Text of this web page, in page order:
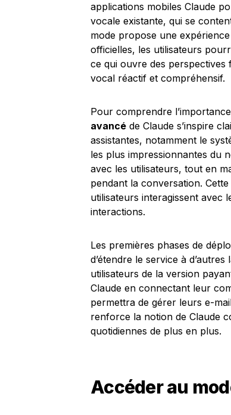
applications mobiles Claude
vocale existante, qui se
mode propose une
officielles, les utilisateurs
ce qui ouvre des perspectives
vocal réactif et compréhensif.
Pour comprendre
avancé de Claude s’inspire
assistantes, notamment le
les plus impressionnantes du
avec les utilisateurs, tout en
pendant la conversation.
utilisateurs interagissent avec
interactions.
Les premières phases de
d’étendre le service à
utilisateurs de la version
Claude en connectant leur
permettra de gérer leurs e-
renforce la notion de Claude
quotidiennes de plus en plus.
Accéder au